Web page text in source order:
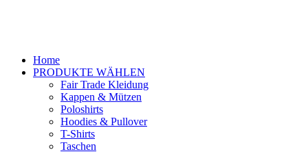
Home
PRODUKTE WÄHLEN
Fair Trade Kleidung
Kappen & Mützen
Poloshirts
Hoodies & Pullover
T-Shirts
Taschen